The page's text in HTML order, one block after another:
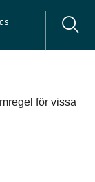
för vissa